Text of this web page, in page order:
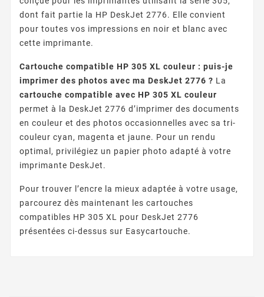
dont fait partie la HP DeskJet 2776. Elle convient
pour toutes vos impressions en noir et blanc avec
cette imprimante.
Cartouche compatible HP 305 XL couleur : puis-je
imprimer des photos avec ma DeskJet 2776 ? La
cartouche compatible avec HP 305 XL couleur
permet à la DeskJet 2776 d’imprimer des documents
en couleur et des photos occasionnelles avec sa tri-
couleur cyan, magenta et jaune. Pour un rendu
optimal, privilégiez un papier photo adapté à votre
imprimante DeskJet.
Pour trouver l’encre la mieux adaptée à votre usage,
parcourez dès maintenant les cartouches
compatibles HP 305 XL pour DeskJet 2776
présentées ci-dessus sur Easycartouche.